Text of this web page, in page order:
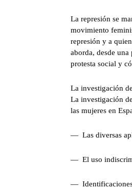
La represión se
movimiento
represión y a
aborda, desde
protesta social y
La investigación
La investigación
las mujeres en
— Las diversas
— El uso
— Identificaciones